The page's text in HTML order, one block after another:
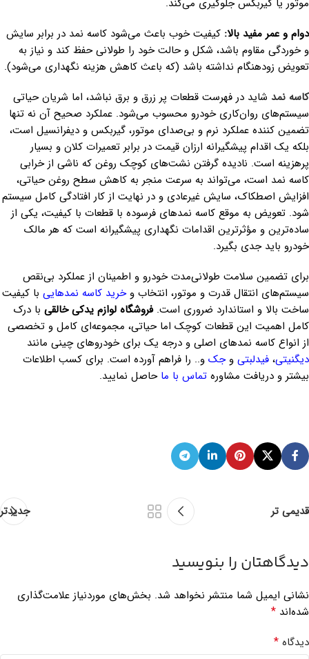
موتور یا گیربکس جلوگیری می‌کند.
دوام و عمر مفید بالا: کیفیت خوب باعث می‌شود کاسه نمد در برابر سایش
و خوردگی مقاوم باشد، شکل و حالت خود را طولانی حفظ کند و نیاز به
تعویض زودهنگام نداشته باشد (که باعث کاهش هزینه‌ نگهداری می‌شود).
کاسه نمد شاید در فهرست قطعات پر زرق و برق نباشد، اما شریان حیاتی
سیستم‌های روان‌کاری خودرو محسوب می‌شود. عملکرد صحیح آن نه تنها
تضمین کننده عملکرد نرم و بی‌صدای موتور، گیربکس و دیفرانسیل است،
بلکه یک اقدام پیشگیرانه ارزان قیمت در برابر تعمیرات کلان و بسیار
پرهزینه است. نادیده گرفتن نشت‌های کوچک روغن که ناشی از خرابی
کاسه نمد است، می‌تواند به سرعت منجر به کاهش سطح روغن حیاتی،
افزایش اصطکاک، سایش غیرعادی و در نهایت از کار افتادگی کامل سیستم
شود. تعویض به موقع کاسه نمدهای فرسوده با قطعات با کیفیت، یکی از
ساده‌ترین و مؤثرترین اقدامات نگهداری پیشگیرانه است که هر مالک
خودرو باید جدی بگیرد.
برای تضمین سلامت طولانی‌مدت خودرو و اطمینان از عملکرد بی‌نقص
سیستم‌های انتقال قدرت و موتور، انتخاب وخرید کاسه نمدهایی با کیفیت
ساخت بالا و استاندارد ضروری است.فروشگاه لوازم یدکی خالقی با درک
کامل اهمیت این قطعات کوچک اما حیاتی، مجموعه‌ای کامل و تخصصی
از انواع کاسه نمدهای اصلی و درجه یک برای خودروهای چینی مانند
دیگنیتی، فیدلبتی وجک و.. را فراهم آورده است. برای کسب اطلاعات
بیشتر و دریافت مشاوره تماس با ما حاصل نمایید.
جدیدتر قدیمی تر
دیدگاهتان را بنویسید
نشانی ایمیل شما منتشر نخواهد شد. بخش‌های موردنیاز علامت‌گذاری
شده‌اند *
دیدگاه *